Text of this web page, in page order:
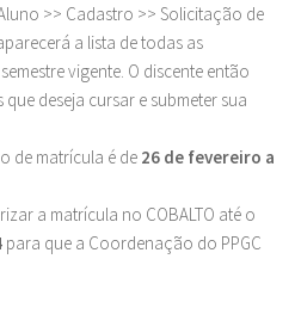
>> Cadastro >> Solicitação de
a lista de todas as
vigente. O discente então
deseja cursar e submeter sua
de matrícula é de 26 de fevereiro a
a matrícula no COBALTO até o
para que a Coordenação do PPGC